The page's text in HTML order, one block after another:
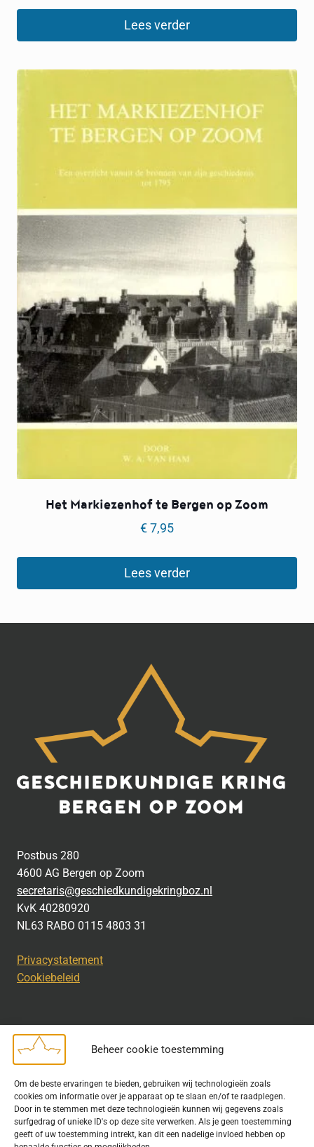
Beheer cookie toestemming
Om de beste ervaringen te bieden, gebruiken wij technologieën zoals
cookies om informatie over je apparaat op te slaan en/of te raadplegen.
Door in te stemmen met deze technologieën kunnen wij gegevens zoals
surfgedrag of unieke ID's op deze site verwerken. Als je geen toestemming
geeft of uw toestemming intrekt, kan dit een nadelige invloed hebben op
Lees verder
Het Markiezenhof te Bergen op Zoom
€7,95
Lees verder
Postbus 280
4600 AG Bergen op Zoom
secretaris@geschiedkundigekringboz.nl
KvK 40280920
NL63 RABO 0115 4803 31
Privacystatement
Cookiebeleid
Bij het uitdragen van de doelstelling van de Geschiedkundige
Kring wordt gebruik gemaakt van rechtenvrije informatie en data
waarvoor toestemming is verleend. Indien u op deze site een
publicatie van tekst of beeld aantreft die hier niet aan voldoet,